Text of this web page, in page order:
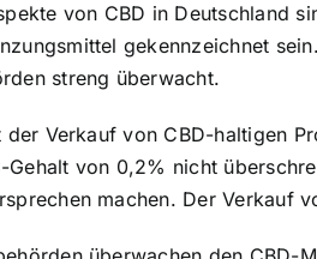
von CBD in Deutschland
gekennzeichnet
streng überwacht.
der Verkauf von CBD-haltigen
Gehalt von 0,2% nicht
machen. Der Verkauf